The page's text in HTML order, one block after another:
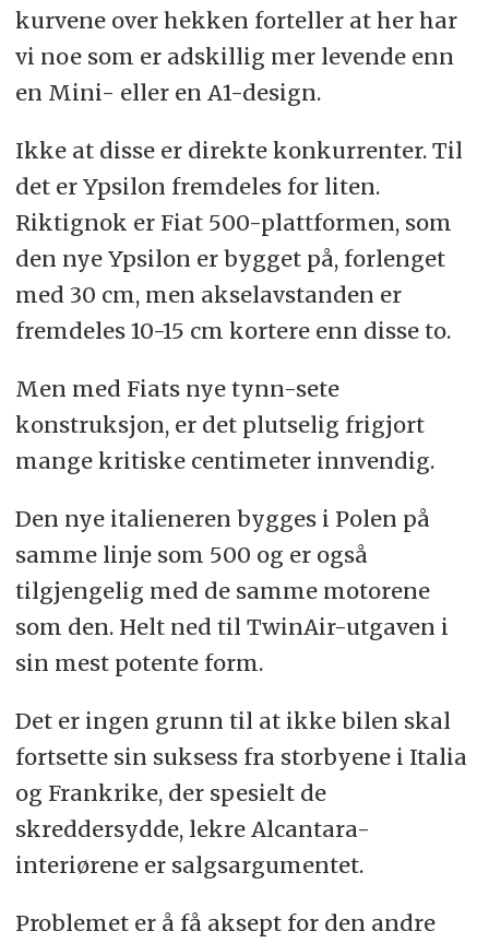
kurvene over hekken forteller at her har
vi noe som er adskillig mer levende enn
en Mini- eller en A1-design.
Ikke at disse er direkte konkurrenter. Til
det er Ypsilon fremdeles for liten.
Riktignok er Fiat 500-plattformen, som
den nye Ypsilon er bygget på, forlenget
med 30 cm, men akselavstanden er
fremdeles 10-15 cm kortere enn disse to.
Men med Fiats nye tynn-sete
konstruksjon, er det plutselig frigjort
mange kritiske centimeter innvendig.
Den nye italieneren bygges i Polen på
samme linje som 500 og er også
tilgjengelig med de samme motorene
som den. Helt ned til TwinAir-utgaven i
sin mest potente form.
Det er ingen grunn til at ikke bilen skal
fortsette sin suksess fra storbyene i Italia
og Frankrike, der spesielt de
skreddersydde, lekre Alcantara-
interiørene er salgsargumentet.
Problemet er å få aksept for den andre